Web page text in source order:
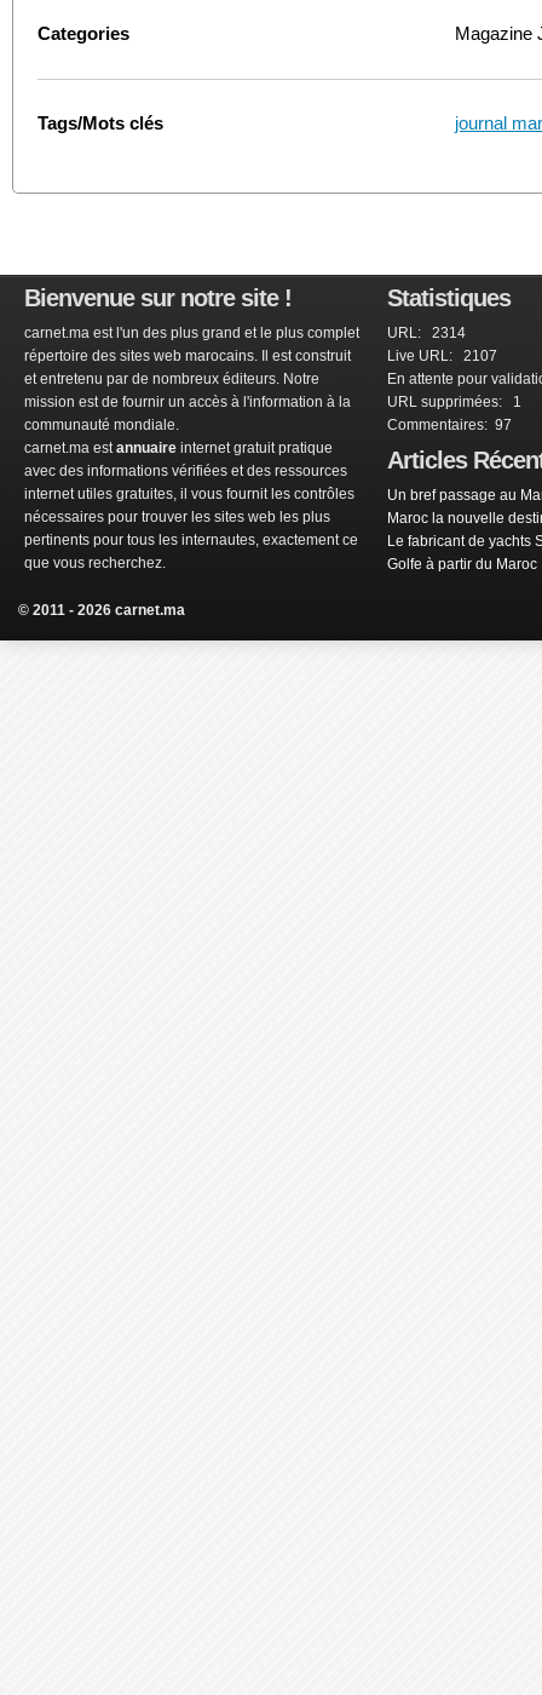
Categories Magazine
Tags/Mots clés journal
Bienvenue sur notre site !
carnet.ma est l'un des plus grand et le plus complet
répertoire des sites web marocains. Il est construit
et entretenu par de nombreux éditeurs. Notre
mission est de fournir un accès à l'information à la
communauté mondiale.
carnet.ma estannuaire internet gratuit pratique
avec des informations vérifiées et des ressources
internet utiles gratuites, il vous fournit les contrôles
nécessaires pour trouver les sites web les plus
pertinents pour tous les internautes, exactement ce
que vous recherchez.
Statistiques
URL: 2314
Live URL: 2107
En attente pour
URL supprimées: 1
Commentaires: 97
Articles
Un bref passage au
Maroc la nouvelle
Le fabricant de yachts
Golfe à partir du Maroc
© 2011 - 2026 carnet.ma